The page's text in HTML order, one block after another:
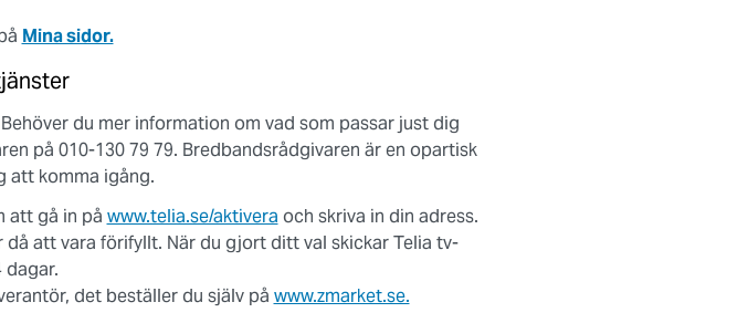
Mina sidor.
du mer information om vad som passar just dig
på 010-130 79 79. Bredbandsrådgivaren är en opartisk
att komma igång.
att gå in på www.telia.se/aktivera och skriva in din adress.
då att vara förifyllt. När du gjort ditt val skickar Telia tv-
dagar.
det beställer du själv på www.zmarket.se.